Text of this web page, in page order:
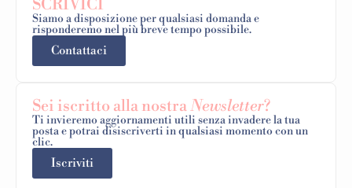
Sei iscritto alla nostraNewsletter?
Ti invieremo aggiornamenti utili senza invadere la tua
posta e potrai disiscriverti in qualsiasi momento con un
clic.
Iscriviti
SCRIVICI
Siamo a disposizione per qualsiasi domanda e
risponderemo nel più breve tempo possibile.
Contattaci